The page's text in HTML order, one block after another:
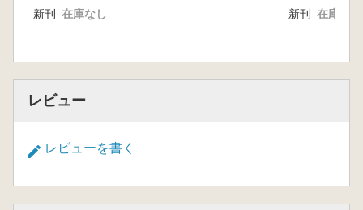
新刊 在庫なし 新刊 在庫なし
レビュー
レビューを書く